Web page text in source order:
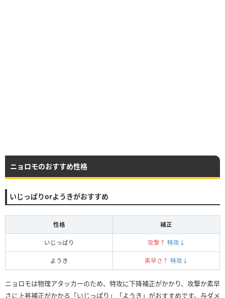
ニョロモのおすすめ性格
いじっぱりorようきがおすすめ
性格 補正
いじっぱり 攻撃↑ 特攻↓
ようき 素早さ↑ 特攻↓
ニョロモは物理アタッカーのため、特攻に下降補正がかかり、攻撃か素早
さに上昇補正がかかる「いじっぱり」「ようき」がおすすめです。与ダメ